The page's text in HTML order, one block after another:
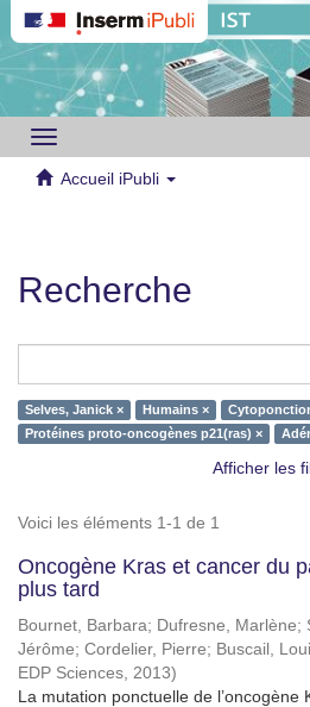
Toggle
navigation
Accueil iPubli
Recherche
Selves, Janick × Humains ×
Protéines proto-oncogènes p21(ras) ×
Afficher les
Voici les éléments 1-1 de 1
Oncogène Kras et cancer du
plus tard
Bournet, Barbara; Dufresne, Marlène;
Jérôme; Cordelier, Pierre; Buscail,
EDP Sciences, 2013)
La mutation ponctuelle de l’oncogène